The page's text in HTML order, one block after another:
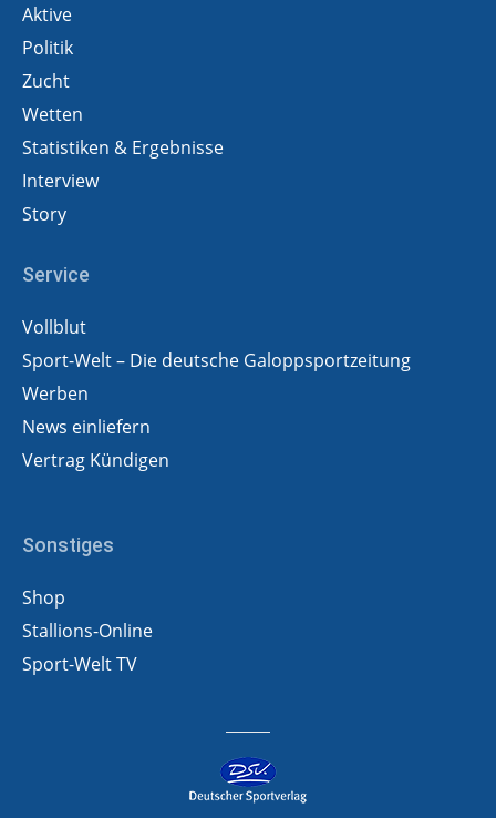
Aktive
Politik
Zucht
Wetten
Statistiken & Ergebnisse
Interview
Story
Service
Vollblut
Sport-Welt – Die deutsche Galoppsportzeitung
Werben
News einliefern
Vertrag Kündigen
Sonstiges
Shop
Stallions-Online
Sport-Welt TV